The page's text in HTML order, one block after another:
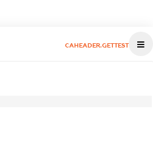
CAHEADER.GETTEST